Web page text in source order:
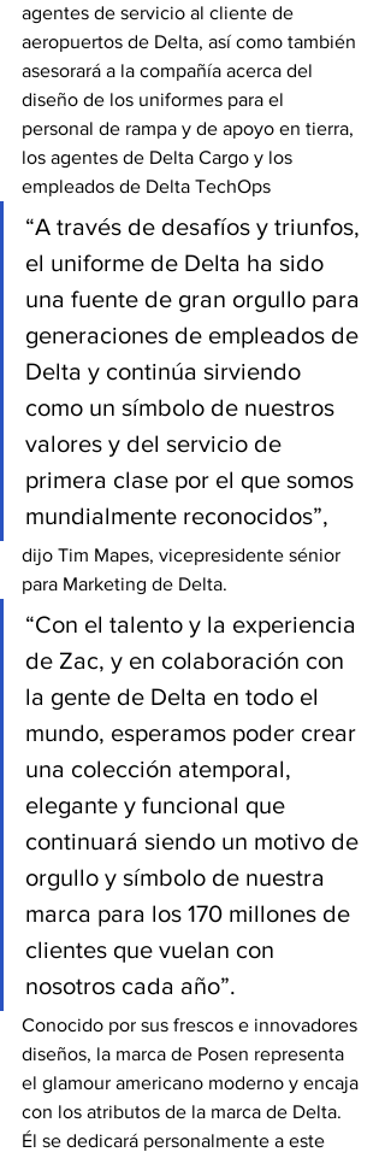
agentes de servicio al cliente de
aeropuertos de Delta, así como también
asesorará a la compañía acerca del
diseño de los uniformes para el
personal de rampa y de apoyo en tierra,
los agentes de Delta Cargo y los
empleados de Delta TechOps
“A través de desafíos y triunfos,
el uniforme de Delta ha sido
una fuente de gran orgullo para
generaciones de empleados de
Delta y continúa sirviendo
como un símbolo de nuestros
valores y del servicio de
primera clase por el que somos
mundialmente reconocidos”,
dijo Tim Mapes, vicepresidente sénior
para Marketing de Delta.
“Con el talento y la experiencia
de Zac, y en colaboración con
la gente de Delta en todo el
mundo, esperamos poder crear
una colección atemporal,
elegante y funcional que
continuará siendo un motivo de
orgullo y símbolo de nuestra
marca para los 170 millones de
clientes que vuelan con
nosotros cada año”.
Conocido por sus frescos e innovadores
diseños, la marca de Posen representa
el glamour americano moderno y encaja
con los atributos de la marca de Delta.
Él se dedicará personalmente a este